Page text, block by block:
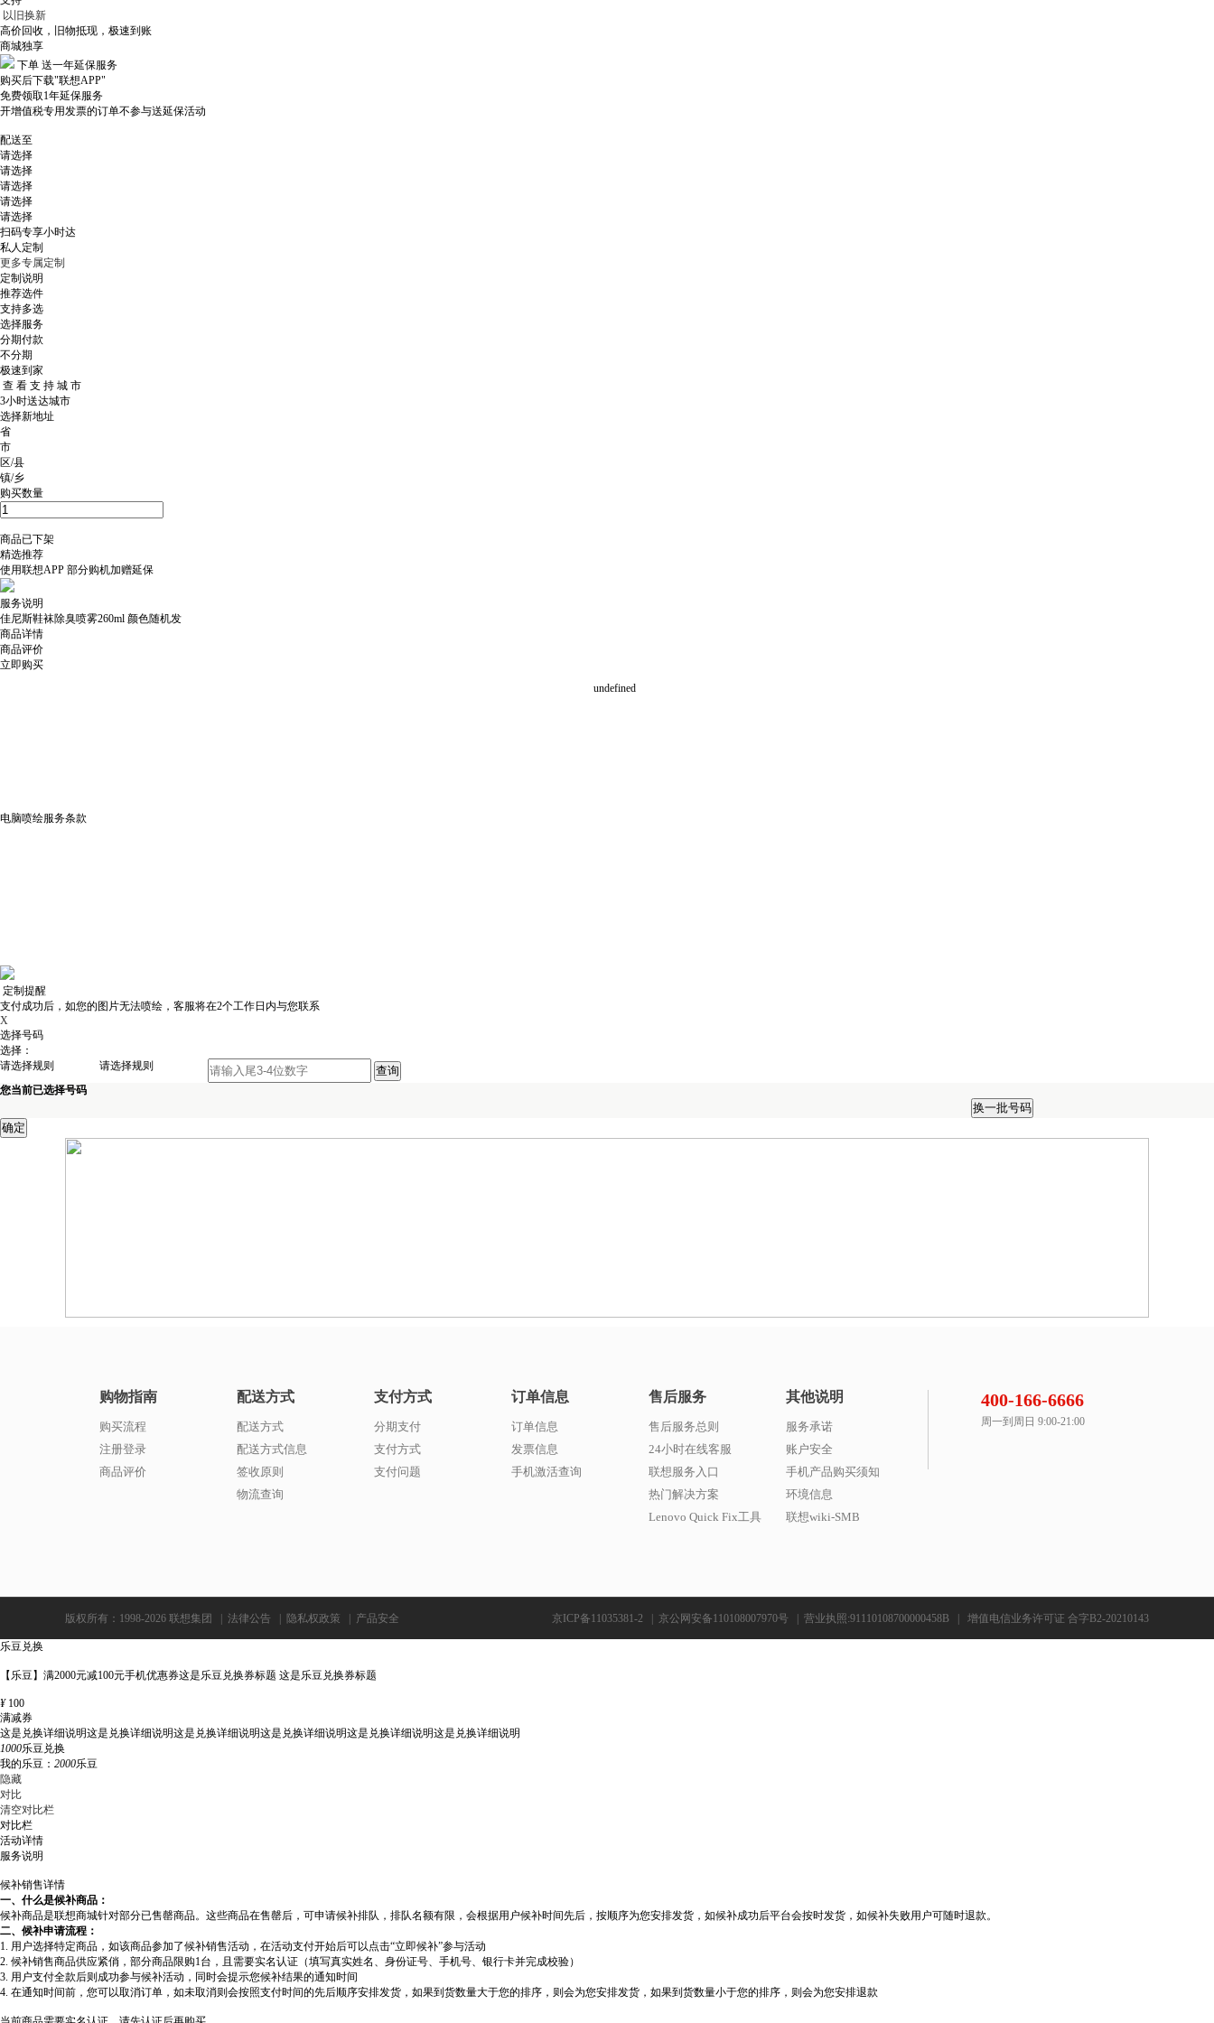
以旧换新
高价回收，旧物抵现，极速到账
商城独享
下单 送一年延保服务
购买后下载"联想APP"
免费领取1年延保服务
开增值税专用发票的订单不参与送延保活动
配送至
请选择
请选择
请选择
请选择
请选择
扫码专享小时达
私人定制
更多专属定制
定制说明
推荐选件
支持多选
选择服务
分期付款
不分期
极速到家
查 看 支 持 城 市
3小时送达城市
选择新地址
省
市
区/县
镇/乡
购买数量
商品已下架
精选推荐
使用联想APP 部分购机加赠延保
服务说明
佳尼斯鞋袜除臭喷雾260ml 颜色随机发
商品详情
商品评价
立即购买
电脑喷绘服务条款
定制提醒
支付成功后，如您的图片无法喷绘，客服将在2个工作日内与您联系
X
选择号码
选择：
请选择规则
请选择规则
您当前已选择号码
购物指南
购买流程
注册登录
商品评价
配送方式
配送方式
配送方式信息
签收原则
物流查询
支付方式
分期支付
支付方式
支付问题
订单信息
订单信息
发票信息
手机激活查询
售后服务
售后服务总则
24小时在线客服
联想服务入口
热门解决方案
Lenovo Quick Fix工具
其他说明
服务承诺
账户安全
手机产品购买须知
环境信息
联想wiki-SMB
400-166-6666
周一到周日 9:00-21:00
版权所有：1998-2026 联想集团 法律公告 隐私权政策 产品安全 京ICP备11035381-2 京公网安备110108007970号 营业执照:91110108700000458B 增值电信业务许可证 合字B2-20210143
乐豆兑换
【乐豆】满2000元减100元手机优惠券这是乐豆兑换券标题 这是乐豆兑换券标题
¥ 100
满减券
这是兑换详细说明这是兑换详细说明这是兑换详细说明这是兑换详细说明这是兑换详细说明这是兑换详细说明
1000乐豆兑换
我的乐豆： 2000乐豆
隐藏
对比
清空对比栏
对比栏
活动详情
服务说明
候补销售详情
一、什么是候补商品：
候补商品是联想商城针对部分已售罄商品。这些商品在售罄后，可申请候补排队，排队名额有限，会根据用户候补时间先后，按顺序为您安排发货，如候补成功后平台会按时发货，如候补失败用户可随时退款。
二、候补申请流程：
1. 用户选择特定商品，如该商品参加了候补销售活动，在活动支付开始后可以点击“立即候补”参与活动
2. 候补销售商品供应紧俏，部分商品限购1台，且需要实名认证（填写真实姓名、身份证号、手机号、银行卡并完成校验）
3. 用户支付全款后则成功参与候补活动，同时会提示您候补结果的通知时间
4. 在通知时间前，您可以取消订单，如未取消则会按照支付时间的先后顺序安排发货，如果到货数量大于您的排序，则会为您安排发货，如果到货数量小于您的排序，则会为您安排退款